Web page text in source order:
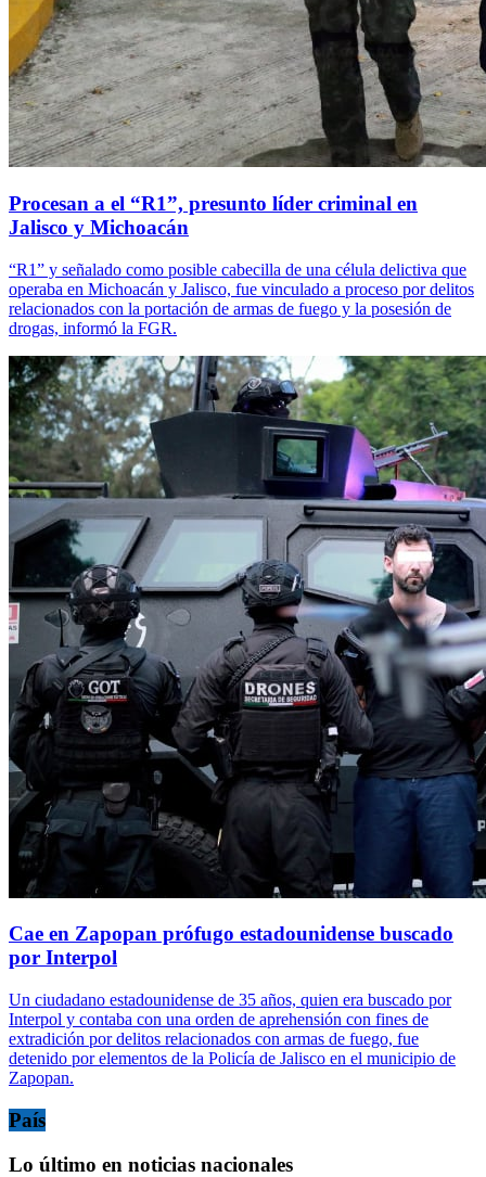
Procesan a el “R1”, presunto líder criminal en
Jalisco y Michoacán
“R1” y señalado como posible cabecilla de una célula delictiva que
operaba en Michoacán y Jalisco, fue vinculado a proceso por delitos
relacionados con la portación de armas de fuego y la posesión de
drogas, informó la FGR.
Cae en Zapopan prófugo estadounidense buscado
por Interpol
Un ciudadano estadounidense de 35 años, quien era buscado por
Interpol y contaba con una orden de aprehensión con fines de
extradición por delitos relacionados con armas de fuego, fue
detenido por elementos de la Policía de Jalisco en el municipio de
Zapopan.
País
Lo último en noticias nacionales